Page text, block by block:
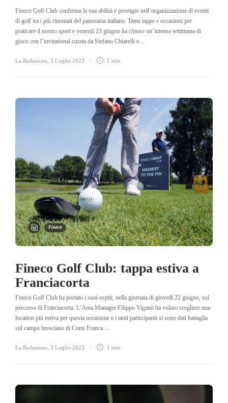
Fineco Golf Club conferma la sua abilità e prestigio nell’organizzazione di eventi
di golf tra i più rinomati del panorama italiano. Tante tappe e occasioni per
praticare il nostro sport e venerdì 23 giugno ha chiuso un’intensa settimana di
gioco con l’invitational curata da Stefano Chiarelli e...
La Redazione 3 Luglio 2023 1 min
Fineco
Fineco Golf Club: tappa estiva a
Franciacorta
Fineco Golf Club ha portato i suoi ospiti, nella giornata di giovedì 22 giugno, sul
percorso di Franciacorta. L’Area Manager Filippo Viganò ha voluto scegliere una
location più estiva per questa occasione e i tanti partecipanti si sono dati battaglia
sul campo bresciano di Corte Franca....
La Redazione 3 Luglio 2023 1 min